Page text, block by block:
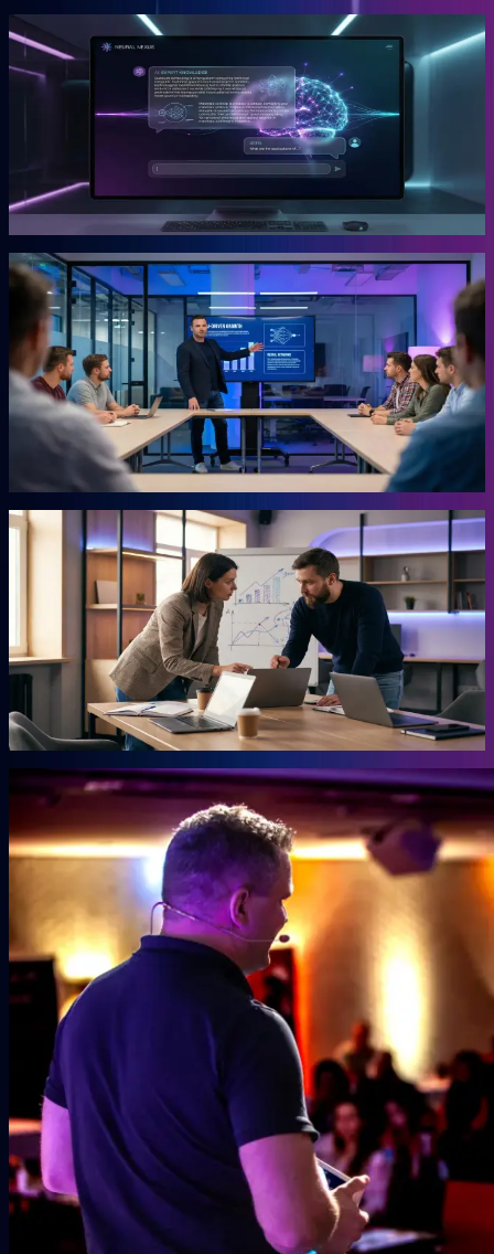
Gründer
Snipbird
Die KI-Plattform für Unternehmer.
Snipbird ist das Tool, das Benno für Unternehmer gebaut hat. Kein
Hype. Kein Basteln. Bewährte Marketing-Systeme mit KI-
Unterstützung, direkt einsetzbar.
Gründer
KI-Marketing-Studio
Marketing für den Mittelstand, ohne Agentur.
Für Unternehmer, die keine Zeit für Marketing haben und trotzdem
Ergebnisse wollen. Das Studio übernimmt die Arbeit, für die du
sonst eine externe Agentur beauftragen müsstest. Ohne
Agenturpreise, ohne endlose Abstimmungsschleifen.
Mehr erfahren →
Autor
AHEAD Buchserie
Das Playbook für deinen Vorsprung.
Marketing, KI, Lead-Generierung, Empfehlungen. Jedes Buch
beantwortet eine Frage: Wie baust du einen Teil deiner Growth
Engine? Co-geschrieben mit der Erfahrung aus 20 Jahren eigenem
Mehr erfahren →